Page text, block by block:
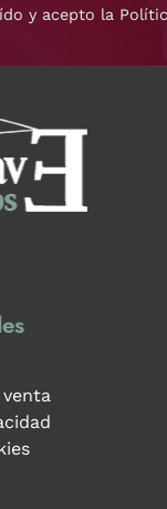
y acepto la